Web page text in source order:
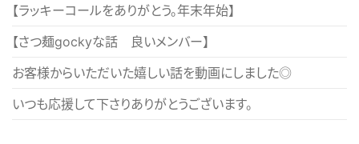
ン
【ラッキーコールをありがとう。年末年始】
【さつ麺gockyな話 良いメンバー】
お客様からいただいた嬉しい話を動画にしました◎
いつも応援して下さりありがとうございます。